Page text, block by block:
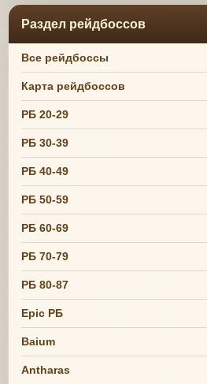
Раздел рейдбоссов
Все рейдбоссы
Карта рейдбоссов
РБ 20-29
РБ 30-39
РБ 40-49
РБ 50-59
РБ 60-69
РБ 70-79
РБ 80-87
Epic РБ
Baium
Antharas